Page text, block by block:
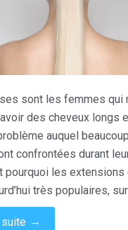
sont les femmes qui
des cheveux longs
auquel
confrontées durant
pourquoi les extensions
très populaires,
suite →